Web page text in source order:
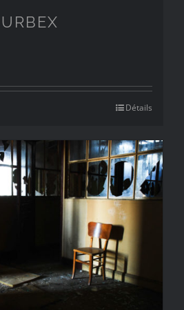
URBEX
Détails